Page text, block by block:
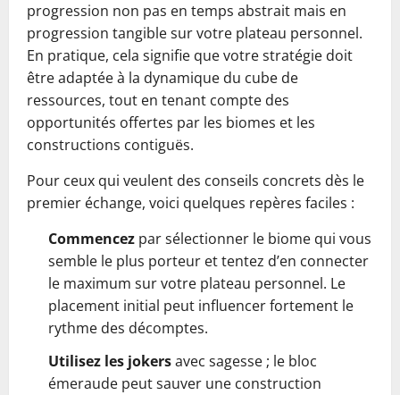
progression non pas en temps abstrait mais en
progression tangible sur votre plateau personnel.
En pratique, cela signifie que votre stratégie doit
être adaptée à la dynamique du cube de
ressources, tout en tenant compte des
opportunités offertes par les biomes et les
constructions contiguës.
Pour ceux qui veulent des conseils concrets dès le
premier échange, voici quelques repères faciles :
Commencez par sélectionner le biome qui vous
semble le plus porteur et tentez d’en connecter
le maximum sur votre plateau personnel. Le
placement initial peut influencer fortement le
rythme des décomptes.
Utilisez les jokersavec sagesse ; le bloc
émeraude peut sauver une construction